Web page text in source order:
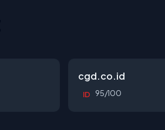
cgd.co.id
ID 95/100